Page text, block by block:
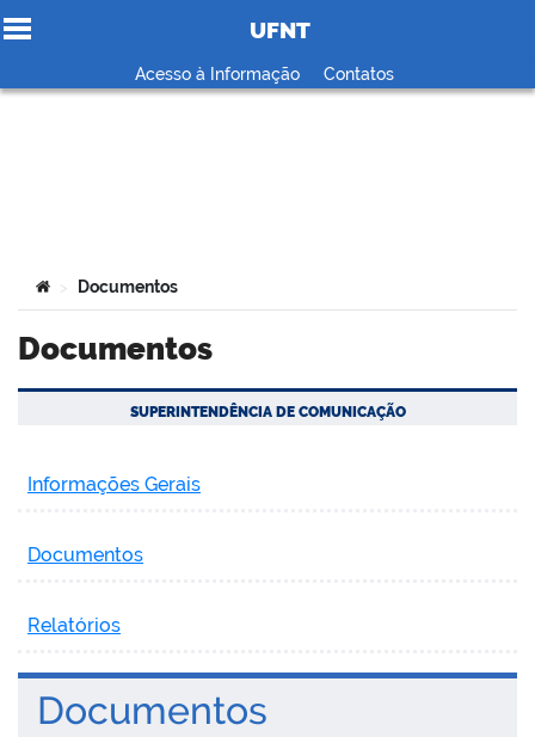
Ir para o conteúdo
UFNT
Acesso à Informação Contatos
Você está aqui:
> Documentos
Documentos
SUPERINTENDÊNCIA DE COMUNICAÇÃO
Informações Gerais
Documentos
Relatórios
Documentos